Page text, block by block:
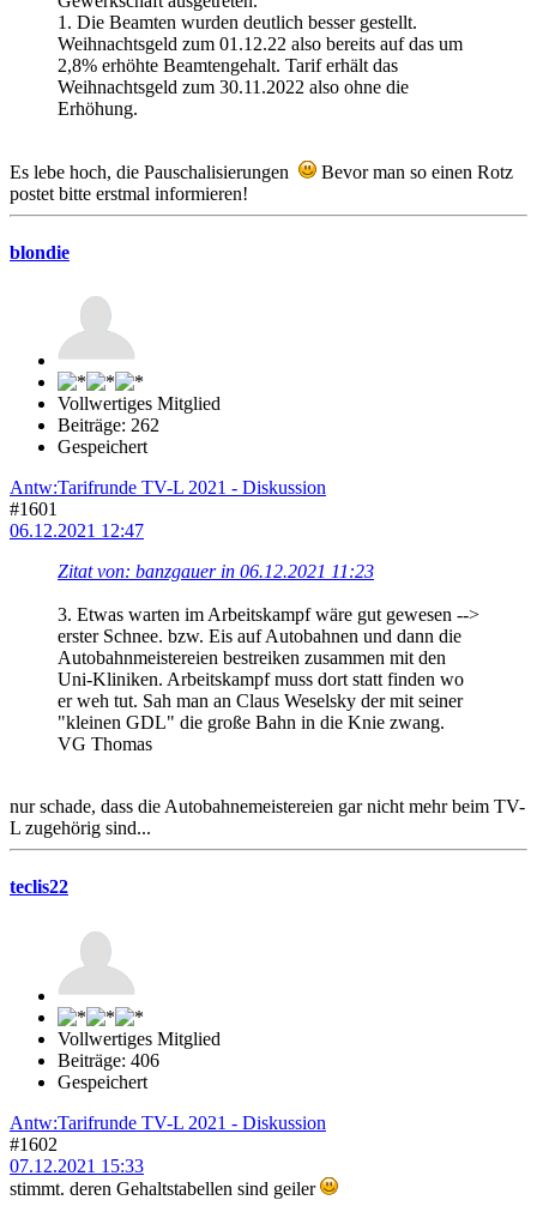
1. Die Beamten wurden deutlich besser gestellt.
Weihnachtsgeld zum 01.12.22 also bereits auf das um
2,8% erhöhte Beamtengehalt. Tarif erhält das
Weihnachtsgeld zum 30.11.2022 also ohne die
Erhöhung.
Es lebe hoch, die Pauschalisierungen
Bevor man so einen Rotz
postet bitte erstmal informieren!
blondie
Vollwertiges Mitglied
Beiträge: 262
Gespeichert
Antw:Tarifrunde TV-L 2021 - Diskussion
#1601
06.12.2021 12:47
Zitat von: banzgauer in 06.12.2021 11:23
3. Etwas warten im Arbeitskampf wäre gut gewesen -->
erster Schnee. bzw. Eis auf Autobahnen und dann die
Autobahnmeistereien bestreiken zusammen mit den
Uni-Kliniken. Arbeitskampf muss dort statt finden wo
er weh tut. Sah man an Claus Weselsky der mit seiner
"kleinen GDL" die große Bahn in die Knie zwang.
VG Thomas
nur schade, dass die Autobahnemeistereien gar nicht mehr beim TV-
L zugehörig sind...
teclis22
Vollwertiges Mitglied
Beiträge: 406
Gespeichert
Antw:Tarifrunde TV-L 2021 - Diskussion
#1602
07.12.2021 15:33
stimmt. deren Gehaltstabellen sind geiler